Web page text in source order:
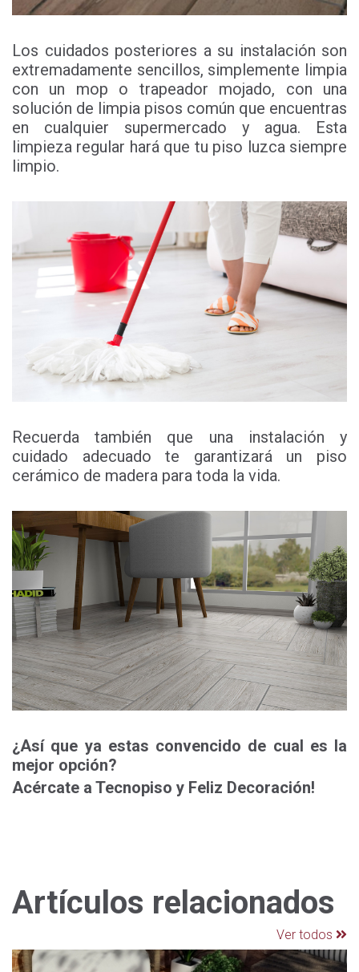
Los cuidados posteriores a su instalación son
extremadamente sencillos, simplemente limpia
con un mop o trapeador mojado, con una
solución de limpia pisos común que encuentras
en cualquier supermercado y agua. Esta
limpieza regular hará que tu piso luzca siempre
limpio.
Recuerda también que una instalación y
cuidado adecuado te garantizará un piso
cerámico de madera para toda la vida.
¿Así que ya estas convencido de cual es la
mejor opción?
Acércate a Tecnopiso y Feliz Decoración!
Artículos relacionados
Ver todos